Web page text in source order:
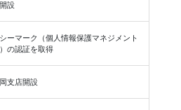
設
ーマーク（個人情報保護マネジメント
の認証を取得
支店開設